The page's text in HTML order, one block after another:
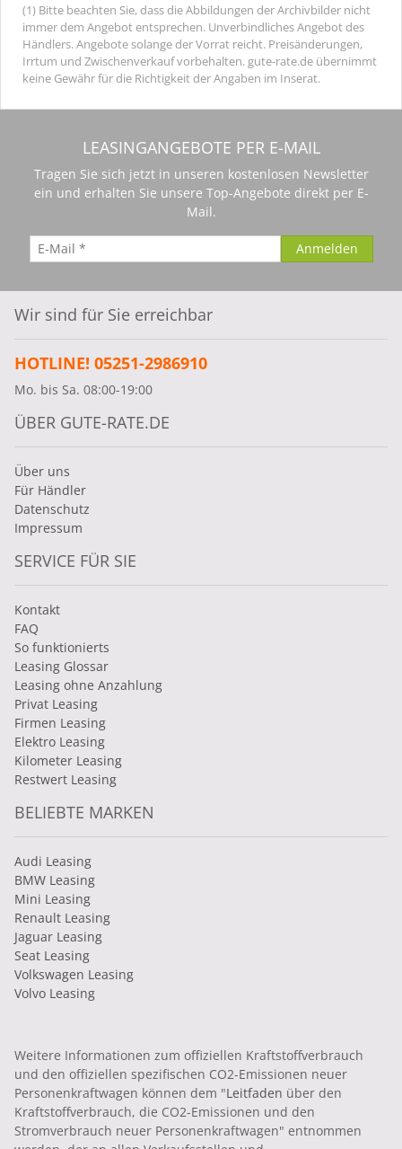
(1) Bitte beachten Sie, dass die Abbildungen der Archivbilder nicht
immer dem Angebot entsprechen. Unverbindliches Angebot des
Händlers. Angebote solange der Vorrat reicht. Preisänderungen,
Irrtum und Zwischenverkauf vorbehalten. gute-rate.de übernimmt
keine Gewähr für die Richtigkeit der Angaben im Inserat.
LEASINGANGEBOTE PER E-MAIL
Tragen Sie sich jetzt in unseren kostenlosen Newsletter
ein und erhalten Sie unsere Top-Angebote direkt per E-
Mail.
Wir sind für Sie erreichbar
HOTLINE! 05251-2986910
Mo. bis Sa. 08:00-19:00
ÜBER GUTE-RATE.DE
Über uns
Für Händler
Datenschutz
Impressum
SERVICE FÜR SIE
Kontakt
FAQ
So funktionierts
Leasing Glossar
Leasing ohne Anzahlung
Privat Leasing
Firmen Leasing
Elektro Leasing
Kilometer Leasing
Restwert Leasing
BELIEBTE MARKEN
Audi Leasing
BMW Leasing
Mini Leasing
Renault Leasing
Jaguar Leasing
Seat Leasing
Volkswagen Leasing
Volvo Leasing
Weitere Informationen zum offiziellen Kraftstoffverbrauch
und den offiziellen spezifischen CO2-Emissionen neuer
Personenkraftwagen können dem "Leitfaden über den
Kraftstoffverbrauch, die CO2-Emissionen und den
Stromverbrauch neuer Personenkraftwagen" entnommen